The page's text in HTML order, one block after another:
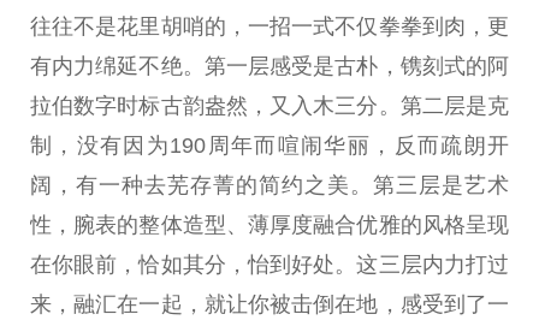
往往不是花里胡哨的，一招一式不仅拳拳到肉，更
有内力绵延不绝。第一层感受是古朴，镌刻式的阿
拉伯数字时标古韵盎然，又入木三分。第二层是克
制，没有因为190周年而喧闹华丽，反而疏朗开
阔，有一种去芜存菁的简约之美。第三层是艺术
性 ，腕表的整体造型、薄厚度融合优雅的风格呈现
在你眼前，恰如其分，怡到好处。这三层内力打过
来，融汇在一起，就让你被击倒在地，感受到了一